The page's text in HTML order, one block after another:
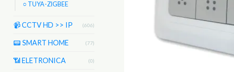
○ TUYA-ZIGBEE
📹 CCTV HD >> IP (606)
📟 SMART HOME (77)
📶 ELETRONICA (0)